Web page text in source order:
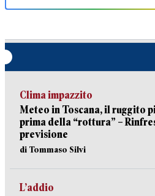
Clima impazzito
Meteo in Toscana, il ruggito
prima della “rottura” –
previsione
di Tommaso Silvi
L’addio